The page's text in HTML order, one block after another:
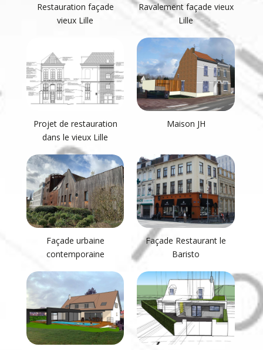
Restauration façade
vieux Lille
Ravalement façade vieux
Lille
Projet de restauration
dans le vieux Lille
Maison JH
Façade urbaine
contemporaine
Façade Restaurant le
Baristo